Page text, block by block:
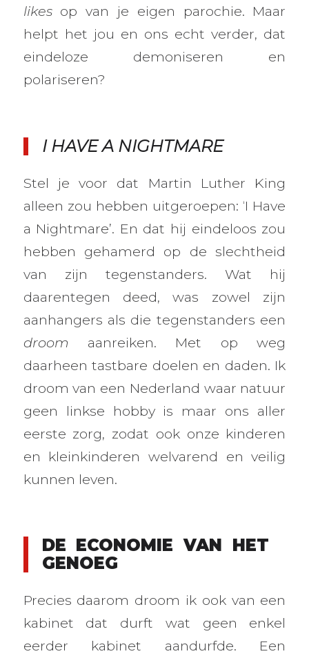
likes op van je eigen parochie. Maar
helpt het jou en ons echt verder, dat
eindeloze demoniseren en
polariseren?
I HAVE A NIGHTMARE
Stel je voor dat Martin Luther King
alleen zou hebben uitgeroepen: ‘I Have
a Nightmare’. En dat hij eindeloos zou
hebben gehamerd op de slechtheid
van zijn tegenstanders. Wat hij
daarentegen deed, was zowel zijn
aanhangers als die tegenstanders een
droom aanreiken. Met op weg
daarheen tastbare doelen en daden. Ik
droom van een Nederland waar natuur
geen linkse hobby is maar ons aller
eerste zorg, zodat ook onze kinderen
en kleinkinderen welvarend en veilig
kunnen leven.
DE ECONOMIE VAN HET
GENOEG
Precies daarom droom ik ook van een
kabinet dat durft wat geen enkel
eerder kabinet aandurfde. Een